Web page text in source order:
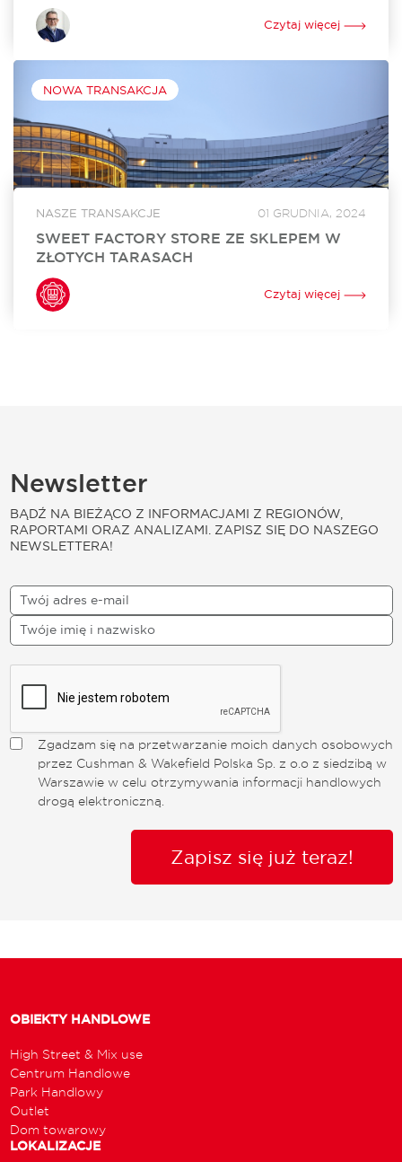
Sinsay, marka z portfolio Grupy LPP, wynajęła 860 mkw.
powierzchni w Parku Handlowym „Pod Wiatrakami” koło
Słupska. Otwarcie sklepu jest zaplanowane na kwiecień 2024
Czytaj więcej
NOWA TRANSAKCJA
NASZE TRANSAKCJE 01 GRUDNIA, 2024
SWEET FACTORY STORE ZE SKLEPEM W
ZŁOTYCH TARASACH
Sweet Factory Store otworzył swój sklep w Złotych
Tarasach. To już 24. w Polsce i 3. w Warszawie stacjonarny
punkt sprzedaży tej niezwykle popularnej marki oferującej
Czytaj więcej
Newsletter
BĄDŹ NA BIEŻĄCO Z INFORMACJAMI Z REGIONÓW,
RAPORTAMI ORAZ ANALIZAMI. ZAPISZ SIĘ DO NASZEGO
NEWSLETTERA!
Zgadzam się na przetwarzanie moich danych osobowych
przez Cushman & Wakefield Polska Sp. z o.o z siedzibą w
Warszawie w celu otrzymywania informacji handlowych
drogą elektroniczną.
Zapisz się już teraz!
OBIEKTY HANDLOWE
High Street & Mix use
Centrum Handlowe
Park Handlowy
Outlet
Dom towarowy
LOKALIZACJE